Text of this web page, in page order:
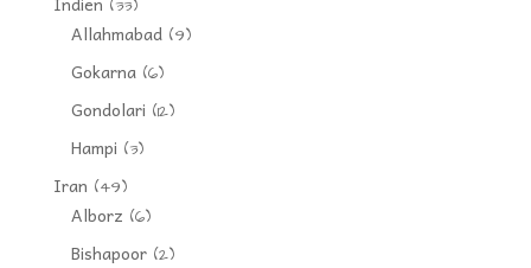
(33)
Allahmabad(9)
Gokarna(6)
Gondolari (12)
Hampi (3)
Iran (49)
Alborz (6)
Bishapoor(2)